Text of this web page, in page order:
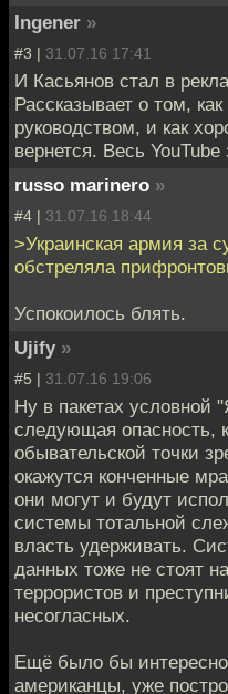
Ingener »
#3 | 31.07.16 17:41
И Касьянов стал в
Рассказывает о том,
руководством, и как
вернется. Весь
russo marinero »
#4 | 31.07.16 18:44
>Украинская армия за
обстреляла
Успокоилось блять.
Ujify »
#5 | 31.07.16 19:06
Ну в пакетах условной
следующая опасность,
обывательской точки
окажутся конченные
они могут и будут
системы тотальной
власть удерживать.
данных тоже не стоят
террористов и
несогласных.
Ещё было бы интересно
американцы, уже